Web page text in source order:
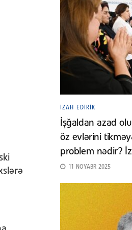
İZAH EDIRIK
İşğaldan azad
öz evlərini
problem nədir?
11 NOYABR 2025